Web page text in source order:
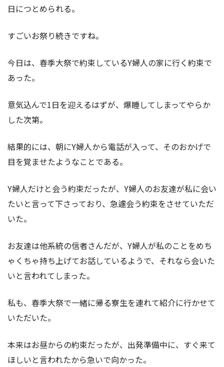
日につとめられる。
すごいお祭り続きですね。
今日は、春季大祭で約束しているY婦人の家に行く約束で
あった。
意気込んで1日を迎えるはずが、爆睡してしまってやらか
した次第。
結果的には、朝にY婦人から電話が入って、そのおかげで
目を覚ませたようなことである。
Y婦人だけと会う約束だったが、Y婦人のお友達が私に会い
たいと言って下さっており、急遽会う約束をさせていただ
いた。
お友達は他系統の信者さんだが、Y婦人が私のことをめち
ゃくちゃ持ち上げてお話しているようで、それなら会いた
いと言われてしまった。
私も、春季大祭で一緒に帰る寮生を連れて紹介に行かせて
いただいた。
本来はお昼からの約束だったが、出発準備中に、すぐ来て
ほしいと言われたから急いで向かった。